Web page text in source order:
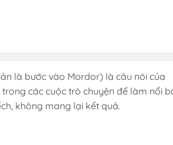
là bước vào Mordor) là câu nói của
trong các cuộc trò chuyện để làm nổi
không mang lại kết quả.